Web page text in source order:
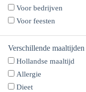
Voor bedrijven
Voor feesten
Verschillende maaltijden
Hollandse maaltijd
Allergie
Dieet